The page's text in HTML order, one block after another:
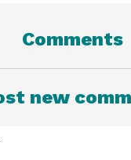
Comments
new